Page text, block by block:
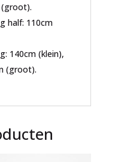
half: 110cm
140cm (klein),
(groot).